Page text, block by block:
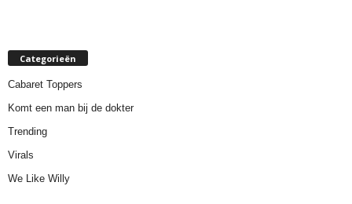
Categorieën
Cabaret Toppers
Komt een man bij de dokter
Trending
Virals
We Like Willy